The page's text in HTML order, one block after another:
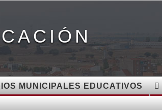
MUNICIPALES EDUCATIVOS